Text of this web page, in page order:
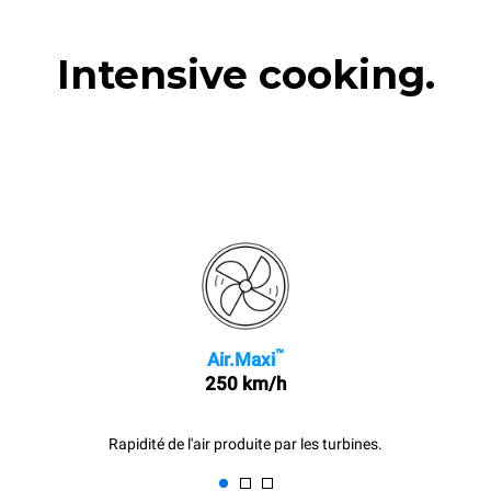
Intensive cooking.
Air.Maxi™
250 km/h
Rapidité de l'air produite par les turbines.